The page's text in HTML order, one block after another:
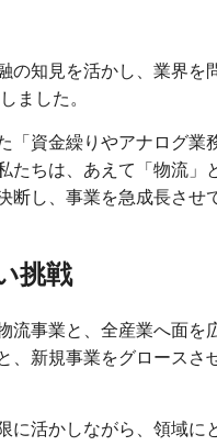
の知見を活かし、業界を
ました。
「資金繰りやアナログ業
たちは、あえて「物流」
断し、事業を急成長させ
挑戦
流事業と、全産業へ面を
、新規事業をグロースさ
に活かしながら、領域に